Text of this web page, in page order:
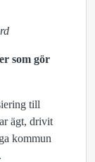
som gör
till
ägt, drivit
kommun